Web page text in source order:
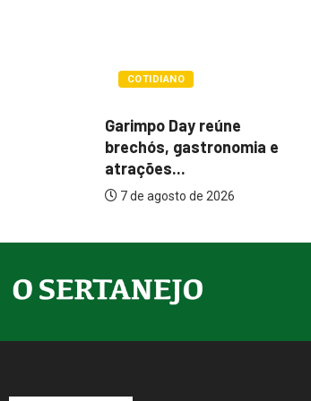
paranoia e conspiração em
um...
7 de agosto de 2026